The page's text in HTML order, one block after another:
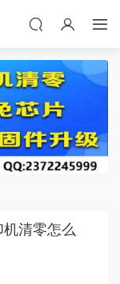
清零怎么